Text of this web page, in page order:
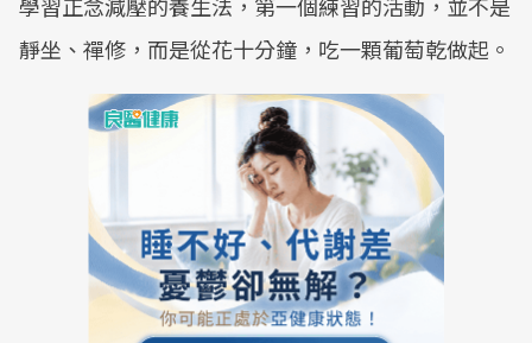
靜坐、禪修，而是從花十分鐘，吃一顆葡萄乾做起。